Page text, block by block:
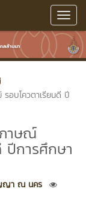
อบโควตาเรียนดี ปี
าษณ์
ปีการศึกษา
า ณ นคร